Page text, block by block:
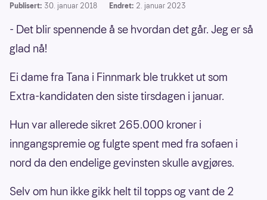
Publisert: 30. januar 2018 Endret: 2. januar 2023
- Det blir spennende å se hvordan det går. Jeg er så
glad nå!
Ei dame fra Tana i Finnmark ble trukket ut som
Extra-kandidaten den siste tirsdagen i januar.
Hun var allerede sikret 265.000 kroner i
inngangspremie og fulgte spent med fra sofaen i
nord da den endelige gevinsten skulle avgjøres.
Selv om hun ikke gikk helt til topps og vant de 2